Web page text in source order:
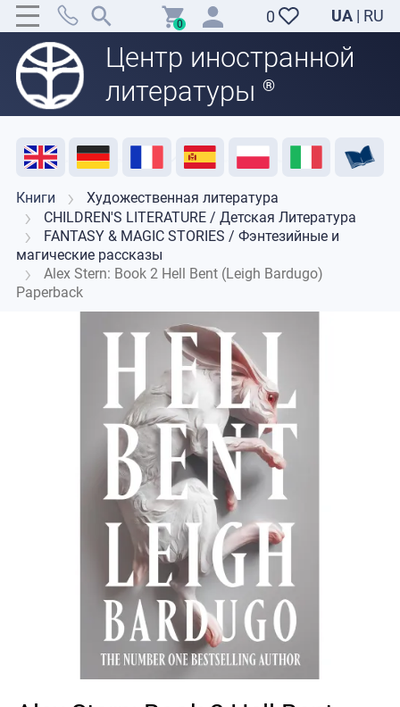
0 UA | RU
Центр иностранной
литературы ®
0
Акция Распродажа Отзывы Поддержка преподавателей
Книги
Художественная литература
CHILDREN'S LITERATURE / Детская Литература
FANTASY & MAGIC STORIES / Фэнтезийные и
магические рассказы
Alex Stern: Book 2 Hell Bent (Leigh Bardugo)
Paperback